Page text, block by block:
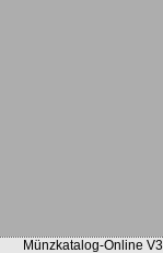
Münzkatalog-Online V3